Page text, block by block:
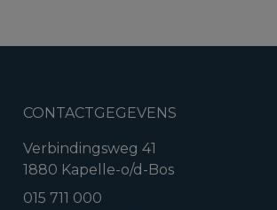
CONTACTGEGEVENS
Verbindingsweg 41
1880 Kapelle-o/d-Bos
015 711 000